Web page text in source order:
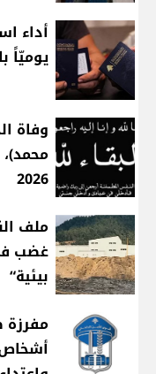
يوميّاً
وفاة
2026
ملف
غضب
بيئية“
مفرزة
أشخاص